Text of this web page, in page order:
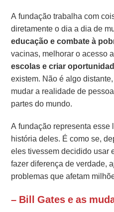
A fundação trabalha com
diretamente o dia a dia de
educação e combate à
vacinas, melhorar o acesso
escolas e criar
existem. Não é algo
mudar a realidade de
partes do mundo.
A fundação representa esse
história deles. É como se,
eles tivessem decidido usar
fazer diferença de verdade,
problemas que afetam
– Bill Gates e as